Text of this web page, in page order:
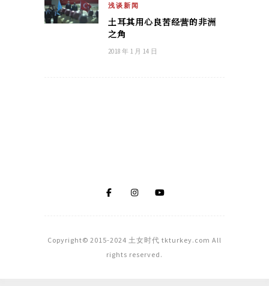
浅谈新闻
土耳其用心良苦经营的非洲
之角
2018 年 1 月 14 日
Copyright© 2015-2024 土女时代 tkturkey.com All
rights reserved.